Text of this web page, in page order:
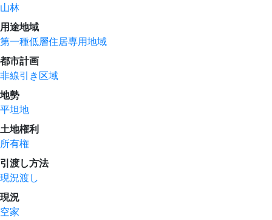
山林
用途地域
第一種低層住居専用地域
都市計画
非線引き区域
地勢
平坦地
土地権利
所有権
引渡し方法
現況渡し
現況
空家